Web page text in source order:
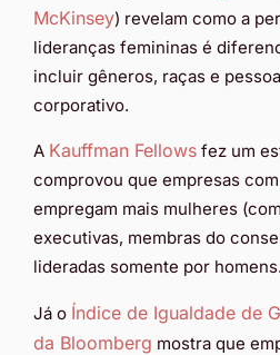
McKinsey) revelam como a
lideranças femininas é
incluir gêneros, raças e
corporativo.
A Kauffman Fellows fez um
comprovou que empresas
empregam mais mulheres
executivas, membras do
lideradas somente por homens.
Já o Índice de Igualdade de
da Bloomberg mostra que